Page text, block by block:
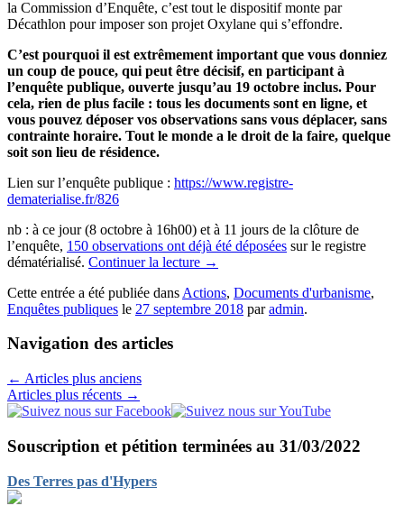
la Commission d’Enquête, c’est tout le dispositif monte par
Décathlon pour imposer son projet Oxylane qui s’effondre.
C’est pourquoi il est extrêmement important que vous donniez
un coup de pouce, qui peut être décisif, en participant à
l’enquête publique, ouverte jusqu’au 19 octobre inclus. Pour
cela, rien de plus facile : tous les documents sont en ligne, et
vous pouvez déposer vos observations sans vous déplacer, sans
contrainte horaire. Tout le monde a le droit de la faire, quelque
soit son lieu de résidence.
Lien sur l’enquête publique : https://www.registre-
dematerialise.fr/826
nb : à ce jour (8 octobre à 16h00) et à 11 jours de la clôture de
l’enquête, 150 observations ont déjà été déposées sur le registre
dématérialisé. Continuer la lecture →
Cette entrée a été publiée dans Actions, Documents d'urbanisme,
Enquêtes publiques le 27 septembre 2018 paradmin.
Navigation des articles
← Articles plus anciens
Articles plus récents →
Souscription et pétition terminées au 31/03/2022
Des Terres pas d'Hypers